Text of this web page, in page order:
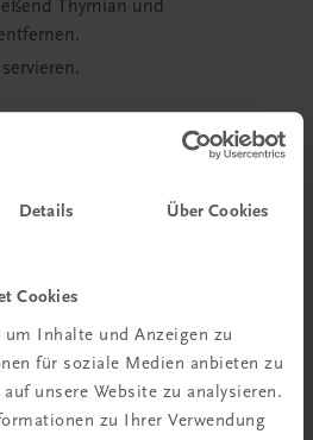
Details Über Cookies
Cookies
Inhalte und Anzeigen zu
für soziale Medien anbieten zu
unsere Website zu analysieren.
zu Ihrer Verwendung
Thymian und
Wohlfühlgarantie gibt’s